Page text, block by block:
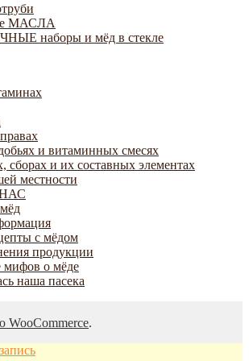
МАСЛА
наборы и мёд в стекле
и витаминных смесях
сборах и их составных элементах
местности
с мёдом
продукции
мифов о мёде
наша пасека
WooCommerce.